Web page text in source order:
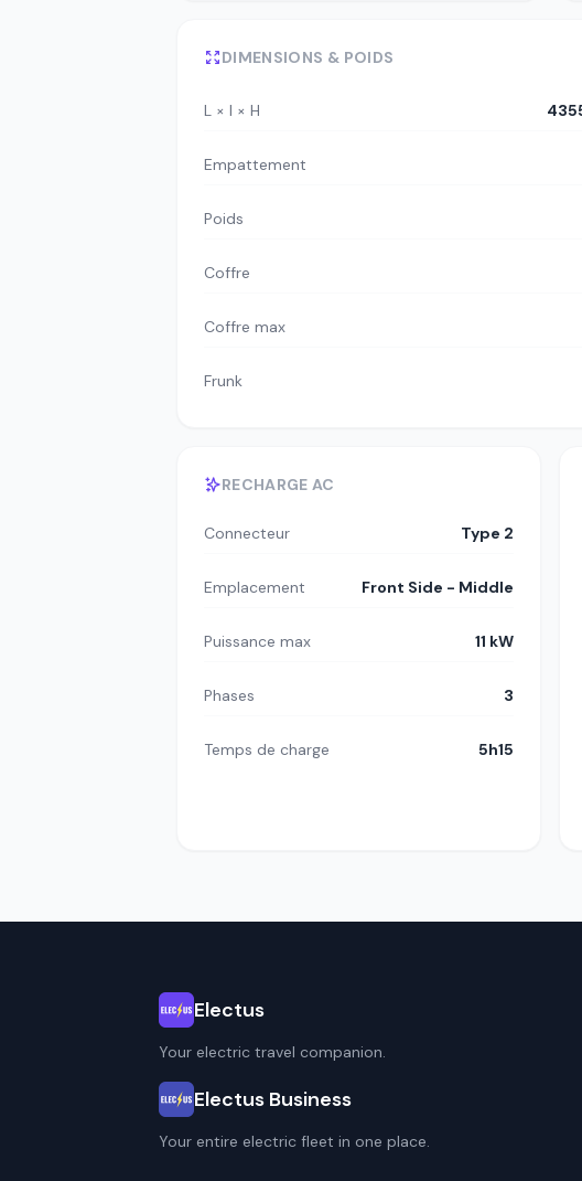
DIMENSIONS & POIDS
L × l × H
Empattement
Poids
Coffre
Coffre max
Frunk
RECHARGE AC
Connecteur Type 2
Emplacement Front Side - Middle
Puissance max 11 kW
Phases 3
Temps de charge 5h15
Electus
Your electric travel companion.
Electus Business
Your entire electric fleet in one place.